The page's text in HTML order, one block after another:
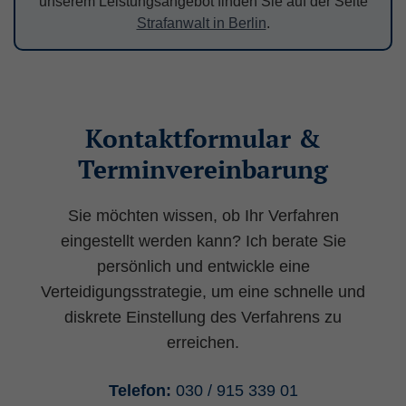
Strafanwalt in Berlin.
Kontaktformular &
Terminvereinbarung
Sie möchten wissen, ob Ihr Verfahren
eingestellt werden kann? Ich berate Sie
persönlich und entwickle eine
Verteidigungsstrategie, um eine schnelle und
diskrete Einstellung des Verfahrens zu
erreichen.
Telefon: 030 / 915 339 01
Anbieter: Diese Website
Datenschutzerklärung
Statistik Cookies erfassen Informationen
anonym. Diese Informationen helfen uns zu
Website nutzen.
_ga(Google Tag Manager)
Speichert für jeden Besucher der Website
eine anonyme ID. Anhand der ID können
Seitenaufrufe einem Besucher zugeordnet